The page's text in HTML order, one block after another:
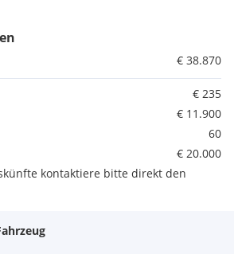
Auto
und hinten
€ 38.870
€ 235
€ 11.900
60
€ 20.000
kontaktiere bitte direkt den